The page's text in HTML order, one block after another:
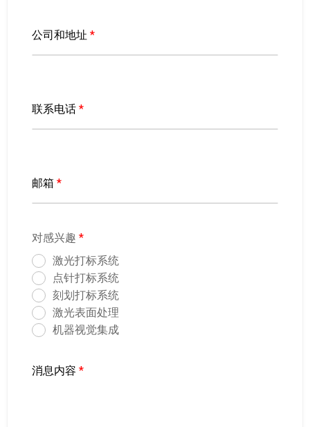
公司和地址 *
联系电话 *
邮箱 *
对感兴趣 *
激光打标系统
点针打标系统
刻划打标系统
激光表面处理
机器视觉集成
消息内容 *